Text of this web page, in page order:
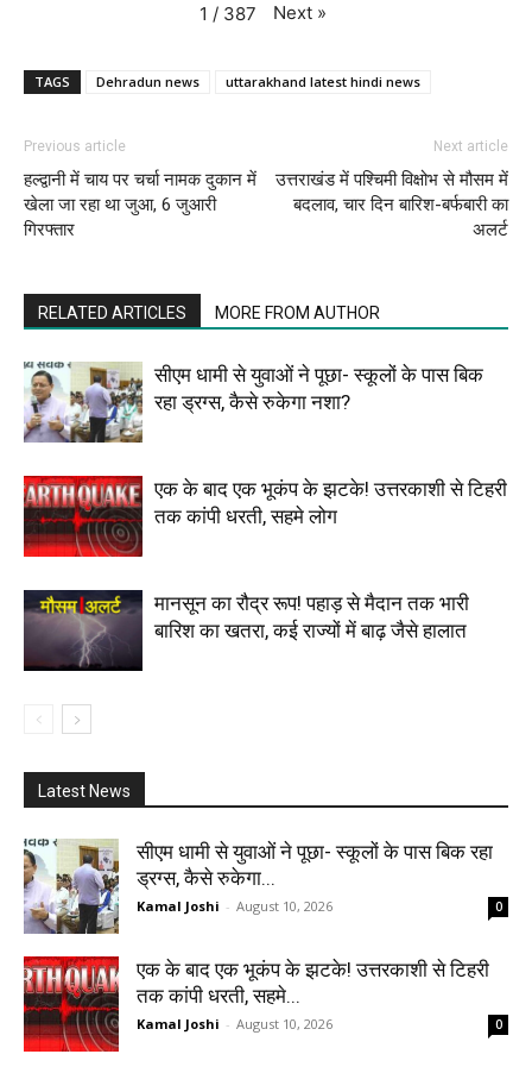
1 / 387 Next »
TAGS Dehradun news uttarakhand latest hindi news
Previous article
हल्द्वानी में चाय पर चर्चा नामक दुकान में
खेला जा रहा था जुआ, 6 ‌जुआरी
गिरफ्तार
Next article
उत्तराखंड में पश्चिमी विक्षोभ से मौसम में
बदलाव, चार दिन बारिश-बर्फबारी का
अलर्ट
RELATED ARTICLES MORE FROM AUTHOR
सीएम धामी से युवाओं ने पूछा- स्कूलों के पास बिक
रहा ड्रग्स, कैसे रुकेगा नशा?
एक के बाद एक भूकंप के झटके! उत्तरकाशी से टिहरी
तक कांपी धरती, सहमे लोग
मानसून का रौद्र रूप! पहाड़ से मैदान तक भारी
बारिश का खतरा, कई राज्यों में बाढ़ जैसे हालात
Latest News
सीएम धामी से युवाओं ने पूछा- स्कूलों के पास बिक रहा
ड्रग्स, कैसे रुकेगा...
Kamal Joshi - August 10, 2026 0
एक के बाद एक भूकंप के झटके! उत्तरकाशी से टिहरी
तक कांपी धरती, सहमे...
Kamal Joshi - August 10, 2026 0